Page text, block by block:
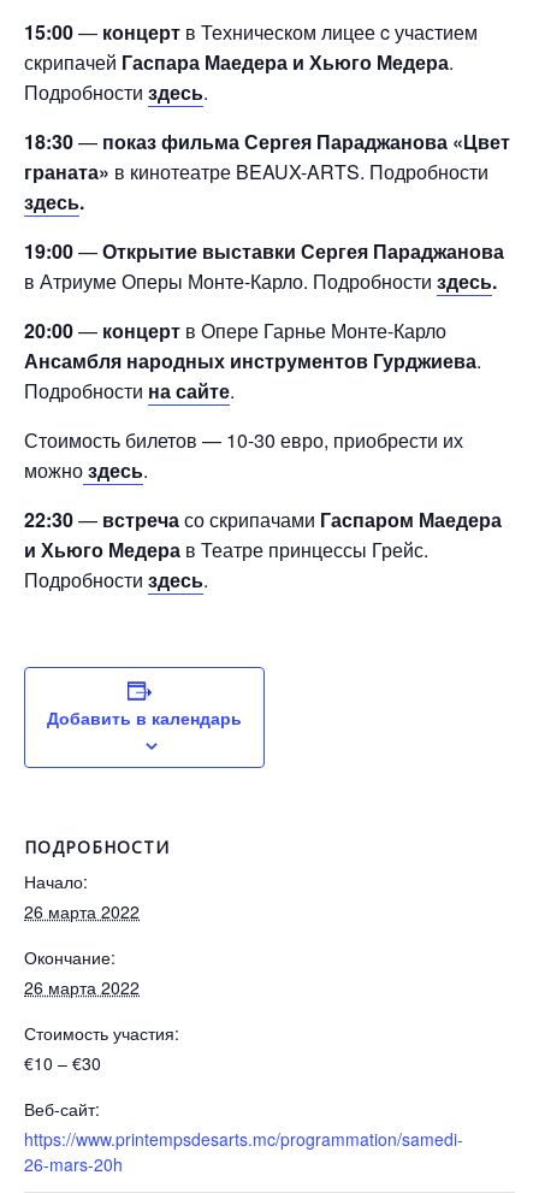
15:00— концерт в Техническом лицее c участием
скрипачей Гаспара Маедера и Хьюго Медера.
Подробности здесь.
18:30— показ фильма Сергея Параджанова «Цвет
граната» в кинотеатре BEAUX-ARTS. Подробности
здесь.
19:00—Открытие выставки Сергея Параджанова
в Атриуме Оперы Монте-Карло. Подробности здесь.
20:00— концерт в Опере Гарнье Монте-Карло
Ансамбля народных инструментов Гурджиева.
Подробности на сайте.
Стоимость билетов — 10-30 евро, приобрести их
можноздесь.
22:30— встречасо скрипачами Гаспаром Маедера
и Хьюго Медера в Театре принцессы Грейс.
Подробности здесь.
Добавить в календарь
ПОДРОБНОСТИ
Начало:
26 марта 2022
Окончание:
26 марта 2022
Стоимость участия:
€10 – €30
Веб-сайт:
https://www.printempsdesarts.mc/programmation/samedi-
26-mars-20h